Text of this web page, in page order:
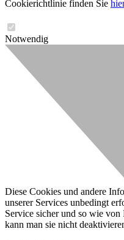
Cookierichtlinie finden Sie
Notwendig
Diese Cookies und andere
unserer Services unbedingt
Service sicher und so wie
kann man sie nicht